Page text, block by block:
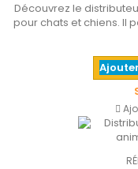
Découvrez le
pour chats et chiens. Il
nourriture à distance,
compagnon à quatre
possède une caméra
votre animal